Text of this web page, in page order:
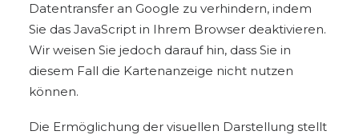
Datentransfer an Google zu verhindern, indem
Sie das JavaScript in Ihrem Browser deaktivieren.
Wir weisen Sie jedoch darauf hin, dass Sie in
diesem Fall die Kartenanzeige nicht nutzen
können.
Die Ermöglichung der visuellen Darstellung stellt